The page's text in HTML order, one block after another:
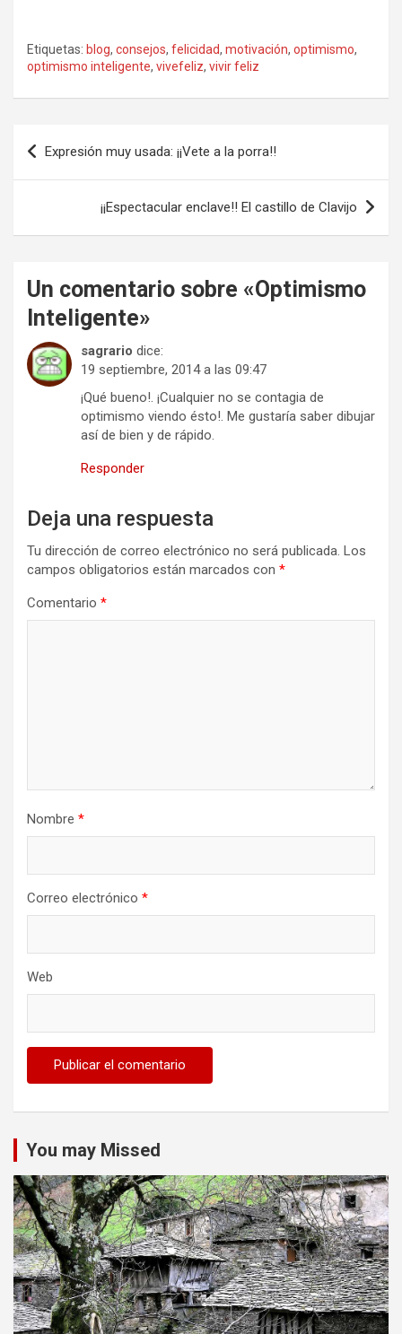
Etiquetas: blog, consejos, felicidad, motivación, optimismo,
optimismo inteligente, vivefeliz, vivir feliz
Navegación
de
Expresión muy usada: ¡¡Vete a la porra!!
¡¡Espectacular enclave!! El castillo de Clavijo
Un comentario sobre «Optimismo
Inteligente»
sagrario dice:
19 septiembre, 2014 a las 09:47
¡Qué bueno!. ¡Cualquier no se contagia de
optimismo viendo ésto!. Me gustaría saber dibujar
así de bien y de rápido.
Responder
Deja una respuesta
Tu dirección de correo electrónico no será publicada. Los
campos obligatorios están marcados con *
Comentario *
Nombre *
Correo electrónico *
Web
You may Missed